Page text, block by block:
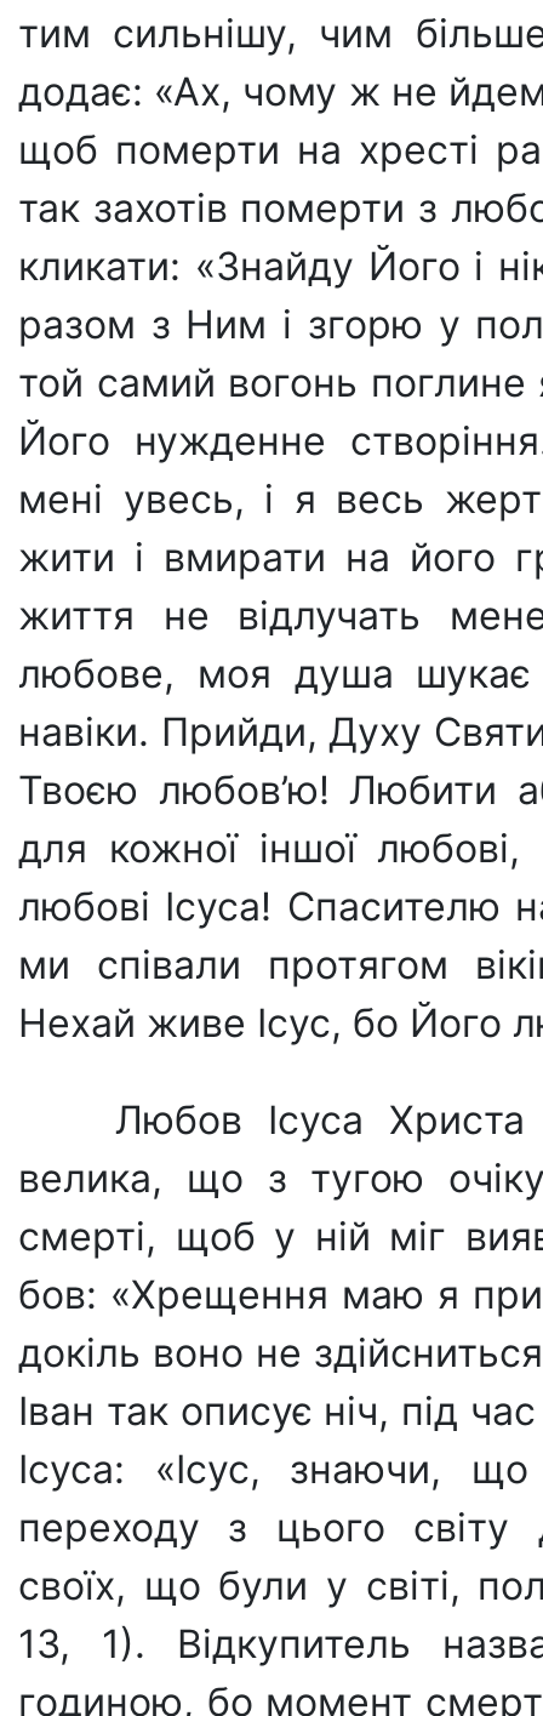
тим сильні­шу, чим
додає: «Ах, чому ж не
щоб померти на хресті
так захотів померти з
кликати: «Знайду Його і
разом з Ним і згорю у
той самий вогонь поглине
Його нужден­не
мені увесь, і я весь
жити і вмирати на його
життя не відлучать
любове, моя душа шукає
навіки. Прийди, Духу
Тво­єю любов’ю! Любити
для кожної іншої
любові Ісуса!
ми співали протягом
Нехай живе Ісус, бо Його
Любов Ісуса
велика, що з тугою
смерті, щоб у ній міг
бов: «Хрещення маю я
докіль воно не
Іван так описує ніч, під
Ісуса: «Ісус, знаючи,
переходу з цього
своїх, що були у світі,
13, 1). Відкупитель
годиною, бо момент